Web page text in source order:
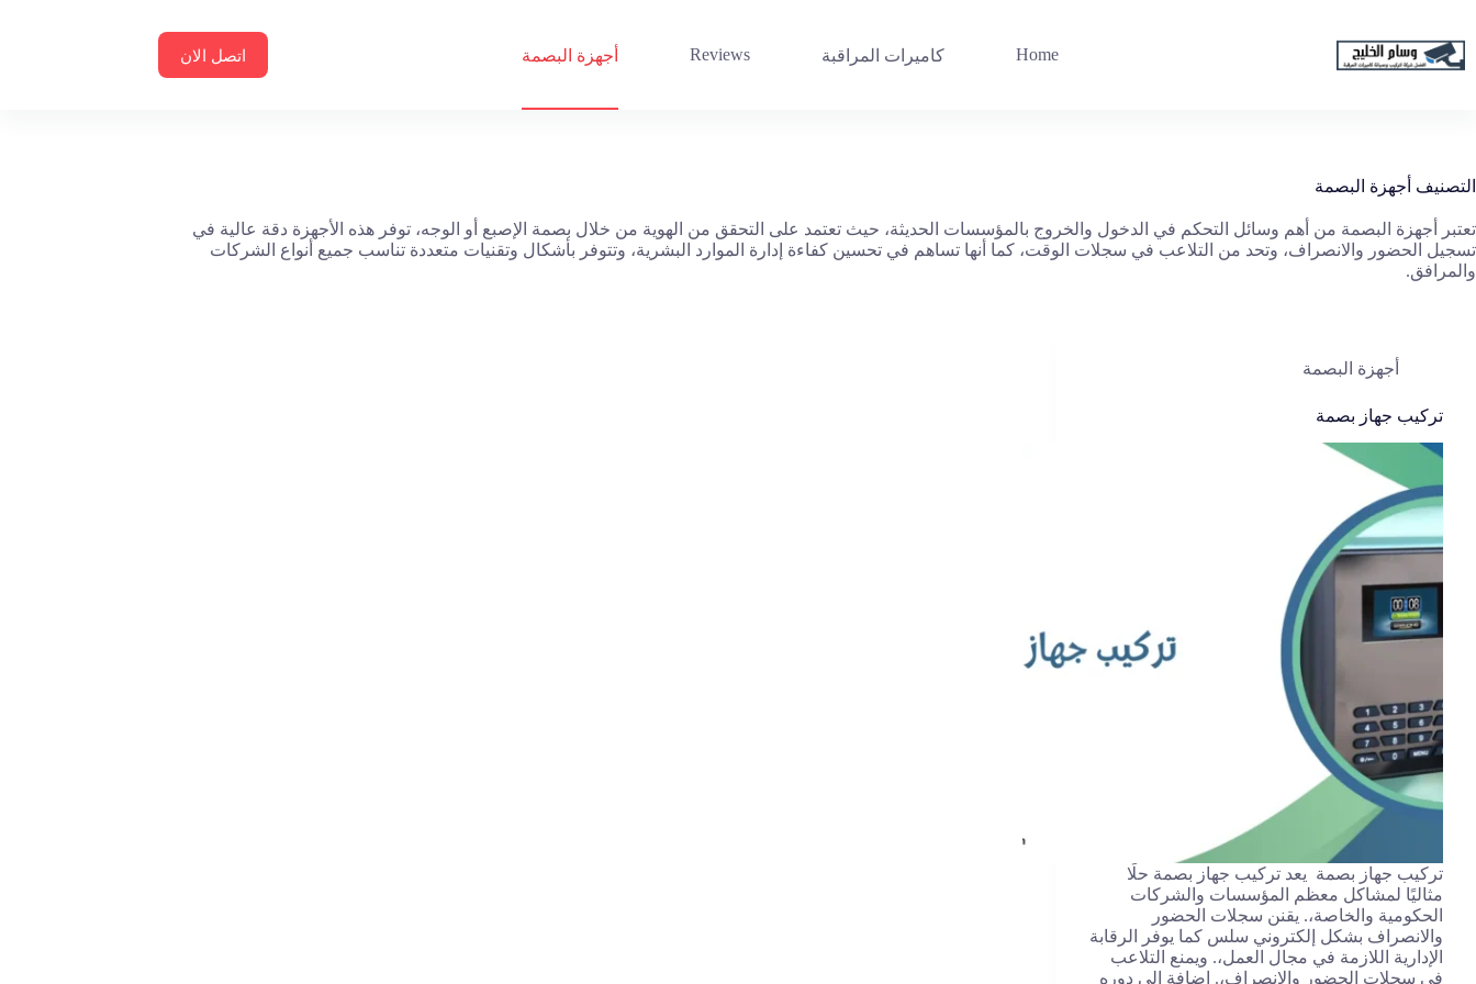
المحتوى
Home كاميرات المراقبة Reviews أجهزة البصمة اتصل الان
التصنيف أجهزة البصمة
تعتبر أجهزة البصمة من أهم وسائل التحكم في الدخول والخروج بالمؤسسات الحديثة، حيث تعتمد على التحقق من الهوية من خلال بصمة الإصبع أو الوجه، توفر هذه الأجهزة دقة عالية في
تسجيل الحضور والانصراف، وتحد من التلاعب في سجلات الوقت، كما أنها تساهم في تحسين كفاءة إدارة الموارد البشرية، وتتوفر بأشكال وتقنيات متعددة تناسب جميع أنواع الشركات
والمرافق.
أجهزة البصمة
تركيب جهاز بصمة
تركيب جهاز بصمة يعد تركيب جهاز بصمة حلًا
مثاليًا لمشاكل معظم المؤسسات والشركات
الحكومية والخاصة،. يقنن سجلات الحضور
والانصراف بشكل إلكتروني سلس كما يوفر الرقابة
الإدارية اللازمة في مجال العمل،. ويمنع التلاعب
في سجلات الحضور والانصراف،. إضافة إلى دوره